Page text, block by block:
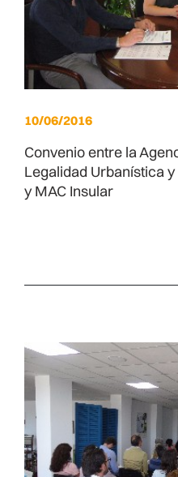
10/06/2016
Convenio entre la
Legalidad Urbanística
y MAC Insular